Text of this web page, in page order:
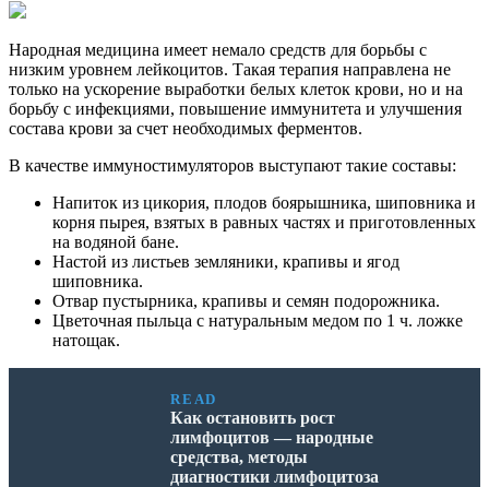
Народная медицина имеет немало средств для борьбы с
низким уровнем лейкоцитов. Такая терапия направлена не
только на ускорение выработки белых клеток крови, но и на
борьбу с инфекциями, повышение иммунитета и улучшения
состава крови за счет необходимых ферментов.
В качестве иммуностимуляторов выступают такие составы:
Напиток из цикория, плодов боярышника, шиповника и
корня пырея, взятых в равных частях и приготовленных
на водяной бане.
Настой из листьев земляники, крапивы и ягод
шиповника.
Отвар пустырника, крапивы и семян подорожника.
Цветочная пыльца с натуральным медом по 1 ч. ложке
натощак.
READ
Как остановить рост
лимфоцитов — народные
средства, методы
диагностики лимфоцитоза